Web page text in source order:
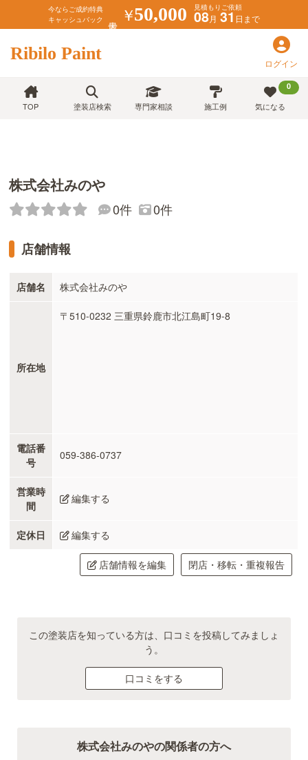
今ならご成約特典
キャッシュバック
￥50,000 見積もりご依頼
08月 31日まで
Ribilo Paint ログイン
TOP 塗装店検索 専門家相談 施工例
0
気になる
株式会社みのや
0件 0件
店舗情報
店舗名 株式会社みのや
所在地
〒510-0232 三重県鈴鹿市北江島町19-8
電話番
号
059-386-0737
営業時
間
編集する
定休日 編集する
店舗情報を編集 閉店・移転・重複報告
この塗装店を知っている方は、口コミを投稿してみましょ
う。
口コミをする
株式会社みのやの関係者の方へ